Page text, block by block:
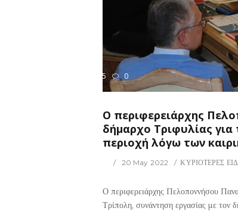
305 0
Ο περιφερειάρχης
δήμαρχο Τριφυλίας
περιοχή λόγω των
20 May 2022 ΚΥΡΙΟΤΕΡΕΣ
Ο περιφερειάρχης Πελοποννήσου
Τρίπολη, συνάντηση εργασίας με τον